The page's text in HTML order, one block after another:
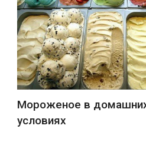
Мороженое в
условиях